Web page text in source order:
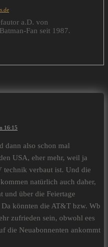
a.D. von
Fan seit 1987.
16:15
dann also schon mal
USA, eher mehr, weil ja
technik verbaut ist. Und die
natürlich auch daher,
und über die Feiertage
könnten die AT&T bzw. Wb
zufrieden sein, obwohl ees
die Neuabonnenten ankommt